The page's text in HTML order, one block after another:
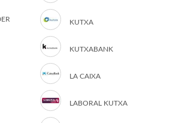
KUTXA
KUTXABANK
LA CAIXA
LABORAL KUTXA